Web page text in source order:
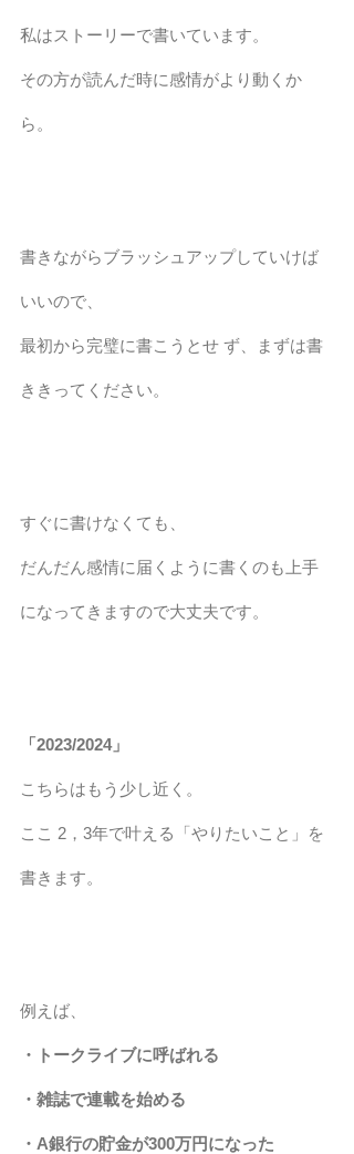
私はストーリーで書いています。
その方が読んだ時に感情がより動くか
ら。
書きながらブラッシュアップしていけば
いいので、
最初から完璧に書こうとせ ず、まずは書
ききってください。
すぐに書けなくても、
だんだん感情に届くように書くのも上手
になってきますので大丈夫です。
「2023/2024」
こちらはもう少し近く。
ここ 2，3年で叶える「やりたいこと」を
書きます。
例えば、
・トークライブに呼ばれる
・雑誌で連載を始める
・A銀行の貯金が300万円になった